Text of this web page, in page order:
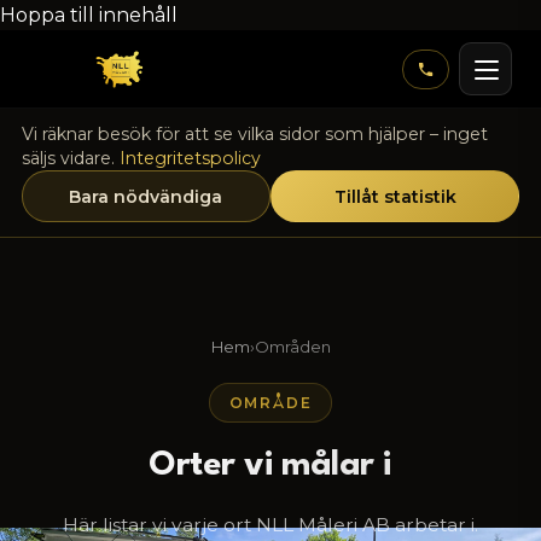
Hoppa till innehåll
Vi räknar besök för att se vilka sidor som hjälper – inget
säljs vidare. Integritetspolicy
Bara nödvändiga
Tillåt statistik
Hem›Områden
OMRÅDE
Orter vi målar i
Här listar vi varje ort NLL Måleri AB arbetar i.